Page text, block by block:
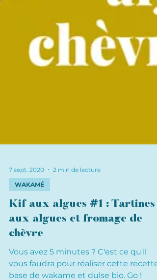
7 sept. 2020 2 min de lecture
WAKAMÉ
Kif aux algues #1 : Tartines
aux algues et fromage de
chèvre